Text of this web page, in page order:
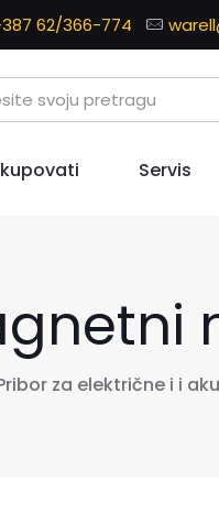
62/366-774
Servis
za električne i i